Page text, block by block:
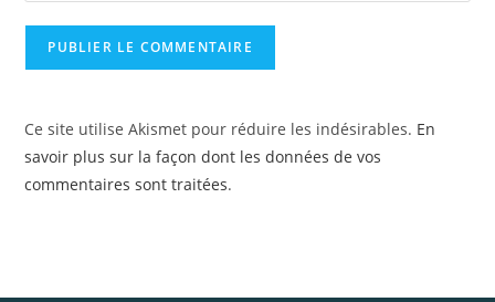
Ce site utilise Akismet pour réduire les indésirables. En
savoir plus sur la façon dont les données de vos
commentaires sont traitées.